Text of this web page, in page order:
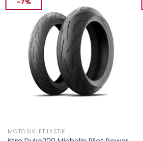
MOTOSIKLET LASTIK